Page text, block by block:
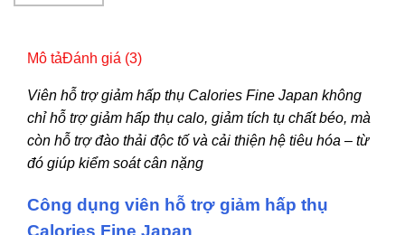
là:
Mô tảĐánh giá (3)
Viên hỗ trợ giảm hấp thụ Calories Fine Japan không
chỉ hỗ trợ giảm hấp thụ calo, giảm tích tụ chất béo, mà
còn hỗ trợ đào thải độc tố và cải thiện hệ tiêu hóa – từ
đó giúp kiểm soát cân nặng
Công dụng viên hỗ trợ giảm hấp thụ
Calories Fine Japan